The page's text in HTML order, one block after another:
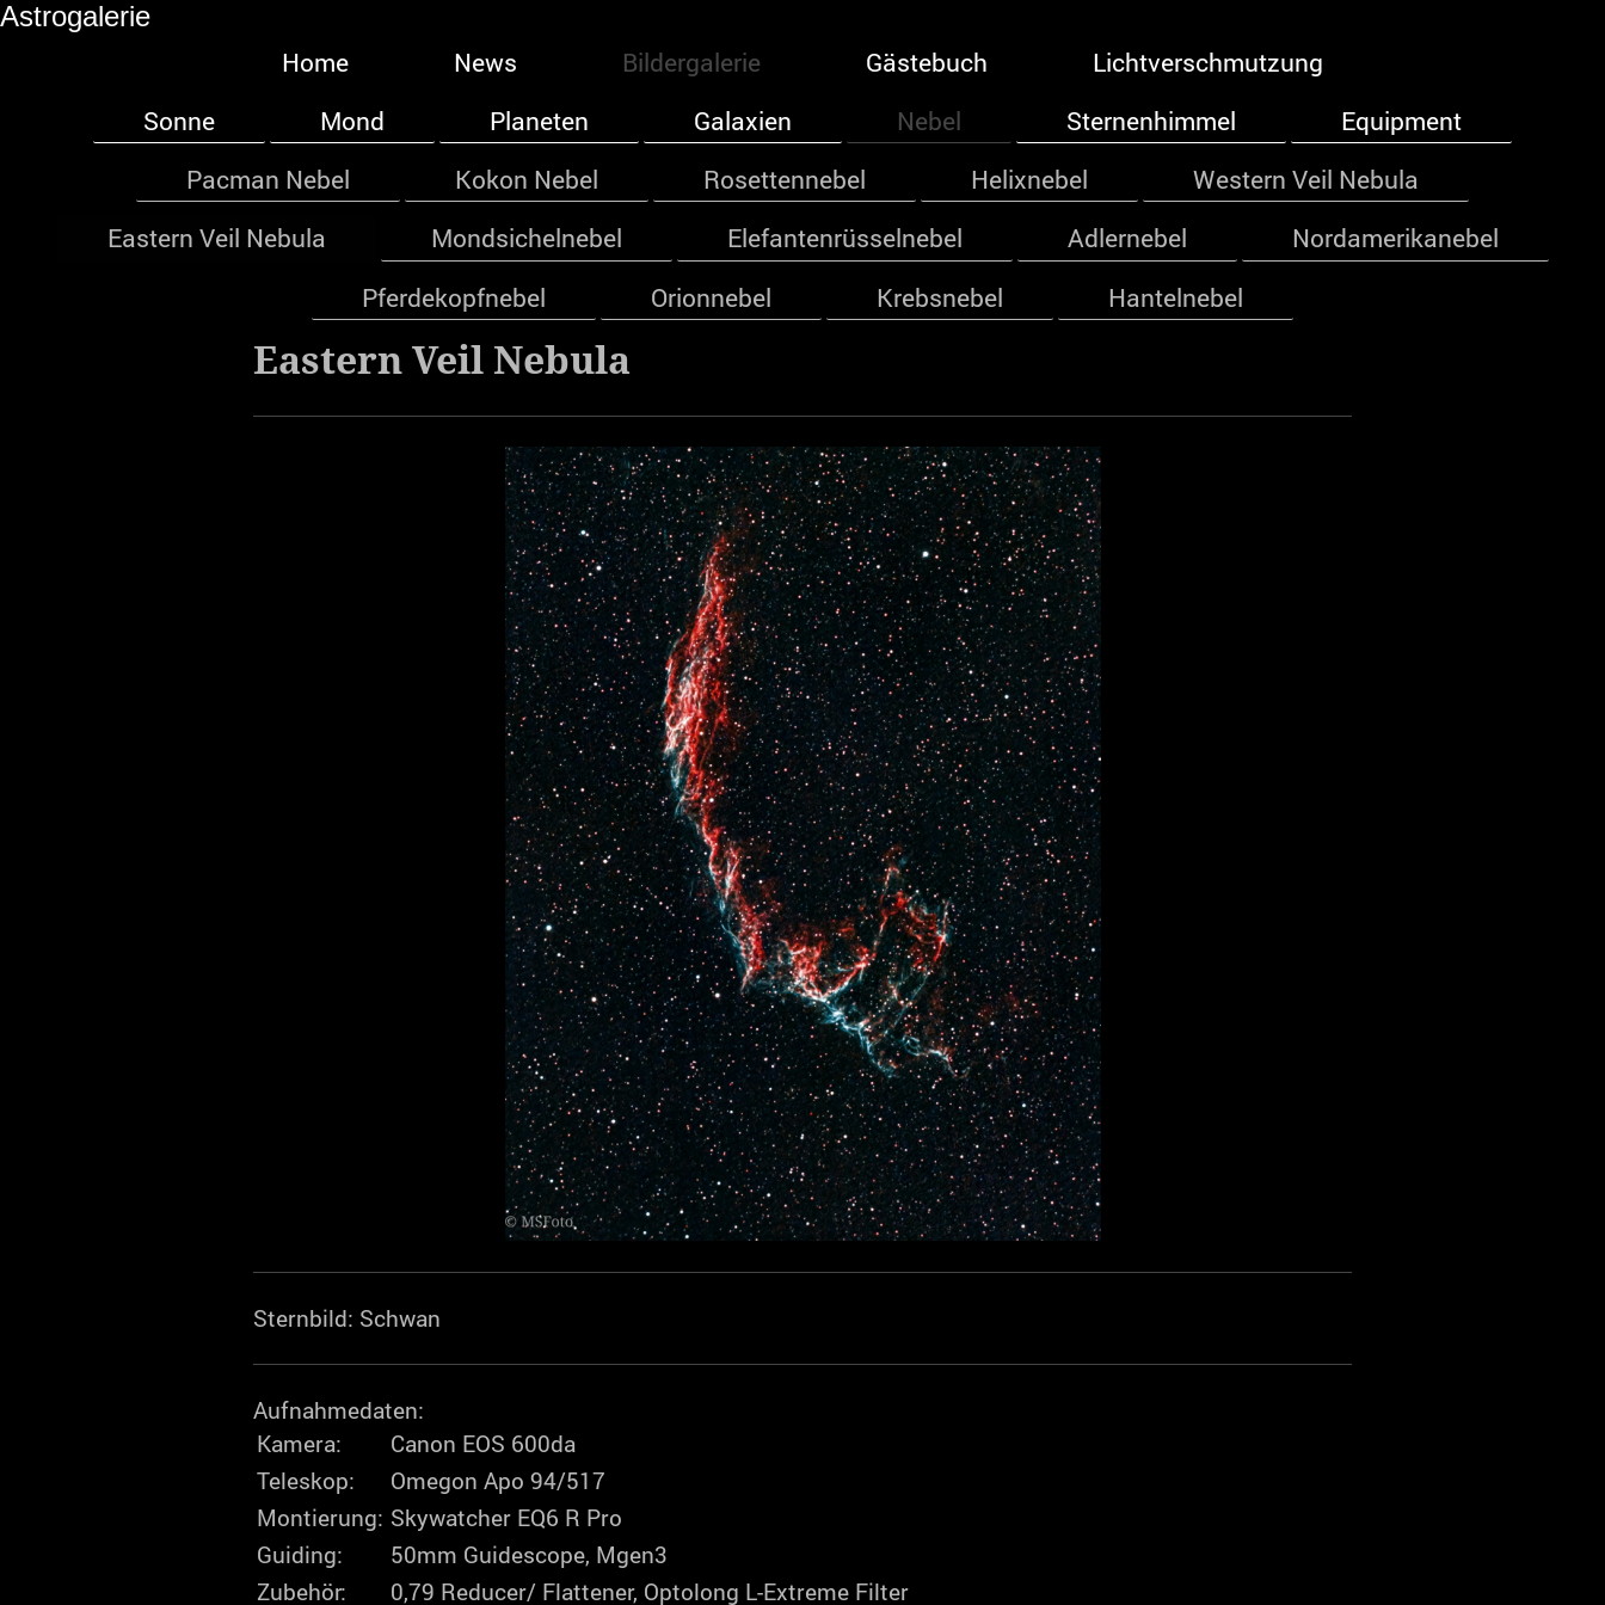
Astrogalerie
Home News Bildergalerie Gästebuch
Lichtverschmutzung
Sonne
Mond Planeten Galaxien Nebel Sternenhimmel
Equipment
Pacman Nebel
Kokon Nebel Rosettennebel Helixnebel
Western Veil Nebula
Eastern Veil Nebula
Mondsichelnebel Elefantenrüsselnebel Adlernebel
Nordamerikanebel
Pferdekopfnebel
Orionnebel Krebsnebel Hantelnebel
Eastern Veil Nebula
Sternbild: Schwan
Aufnahmedaten:
Kamera:
Canon EOS 600da
Teleskop:
Omegon Apo 94/517
Montierung: Skywatcher EQ6 R Pro
Guiding:
50mm Guidescope, Mgen3
Zubehör:
0,79 Reducer/ Flattener, Optolong L-Extreme Filter